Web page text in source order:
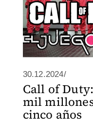
30.12.2024/
Call of
mil
cinco años